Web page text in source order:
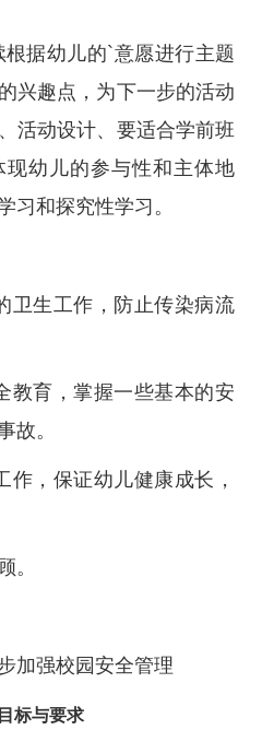
据幼儿的`意愿进行主题
兴趣点，为下一步的活动
活动设计、要适合学前班
幼儿的参与性和主体地
习和探究性学习。
卫生工作，防止传染病流
教育，掌握一些基本的安
故。
作，保证幼儿健康成长，
。
加强校园安全管理
标与要求